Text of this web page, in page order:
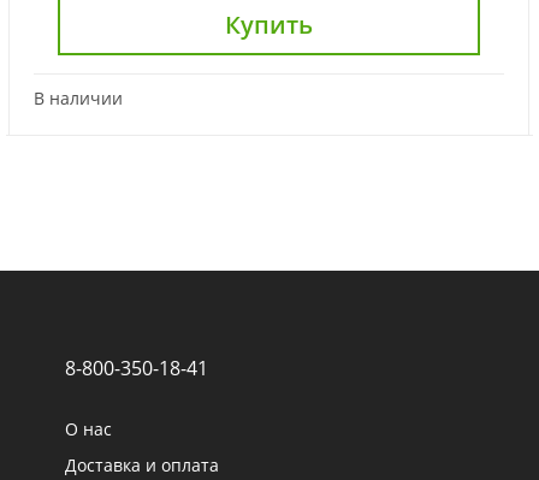
Купить
В наличии
8-800-350-18-41
О нас
Доставка и оплата